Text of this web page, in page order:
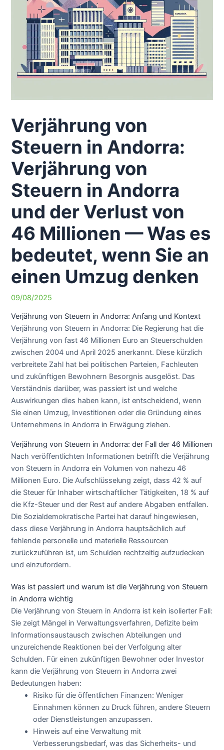
Verjährung von
Steuern in Andorra:
Verjährung von
Steuern in Andorra
und der Verlust von
46 Millionen — Was es
bedeutet, wenn Sie an
einen Umzug denken
09/08/2025
Verjährung von Steuern in Andorra: Anfang und Kontext
Verjährung von Steuern in Andorra: Die Regierung hat die
Verjährung von fast 46 Millionen Euro an Steuerschulden
zwischen 2004 und April 2025 anerkannt. Diese kürzlich
verbreitete Zahl hat bei politischen Parteien, Fachleuten
und zukünftigen Bewohnern Besorgnis ausgelöst. Das
Verständnis darüber, was passiert ist und welche
Auswirkungen dies haben kann, ist entscheidend, wenn
Sie einen Umzug, Investitionen oder die Gründung eines
Unternehmens in Andorra in Erwägung ziehen.
Verjährung von Steuern in Andorra: der Fall der 46 Millionen
Nach veröffentlichten Informationen betrifft die Verjährung
von Steuern in Andorra ein Volumen von nahezu 46
Millionen Euro. Die Aufschlüsselung zeigt, dass 42 % auf
die Steuer für Inhaber wirtschaftlicher Tätigkeiten, 18 % auf
die Kfz-Steuer und der Rest auf andere Abgaben entfallen.
Die Sozialdemokratische Partei hat darauf hingewiesen,
dass diese Verjährung in Andorra hauptsächlich auf
fehlende personelle und materielle Ressourcen
zurückzuführen ist, um Schulden rechtzeitig aufzudecken
und einzufordern.
Was ist passiert und warum ist die Verjährung von Steuern
in Andorra wichtig
Die Verjährung von Steuern in Andorra ist kein isolierter Fall:
Sie zeigt Mängel in Verwaltungsverfahren, Defizite beim
Informationsaustausch zwischen Abteilungen und
unzureichende Reaktionen bei der Verfolgung alter
Schulden. Für einen zukünftigen Bewohner oder Investor
kann die Verjährung von Steuern in Andorra zwei
Bedeutungen haben:
Risiko für die öffentlichen Finanzen: Weniger
Einnahmen können zu Druck führen, andere Steuern
oder Dienstleistungen anzupassen.
Hinweis auf eine Verwaltung mit
Verbesserungsbedarf, was das Sicherheits- und